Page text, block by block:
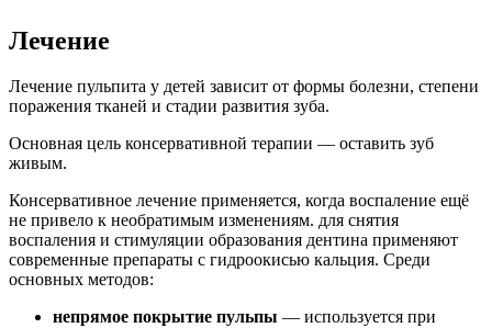
Лечение
Лечение пульпита у детей зависит от формы болезни, степени
поражения тканей и стадии развития зуба.
Основная цель консервативной терапии — оставить зуб
живым.
Консервативное лечение применяется, когда воспаление ещё
не привело к необратимым изменениям. для снятия
воспаления и стимуляции образования дентина применяют
современные препараты с гидроокисью кальция. Среди
основных методов:
непрямое покрытие пульпы — используется при